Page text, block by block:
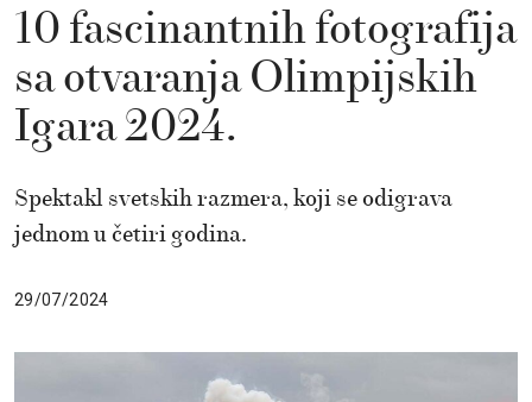
10 fascinantnih fotografija
sa otvaranja Olimpijskih
Igara 2024.
Spektakl svetskih razmera, koji se odigrava
jednom u četiri godina.
29/07/2024